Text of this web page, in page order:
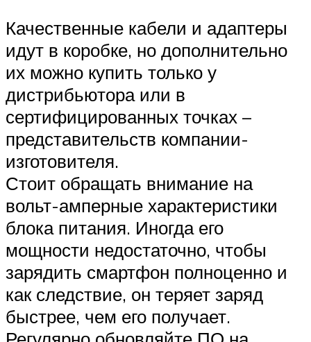
Качественные кабели и адаптеры
идут в коробке, но дополнительно
их можно купить только у
дистрибьютора или в
сертифицированных точках –
представительств компании-
изготовителя.
Стоит обращать внимание на
вольт-амперные характеристики
блока питания. Иногда его
мощности недостаточно, чтобы
зарядить смартфон полноценно и
как следствие, он теряет заряд
быстрее, чем его получает.